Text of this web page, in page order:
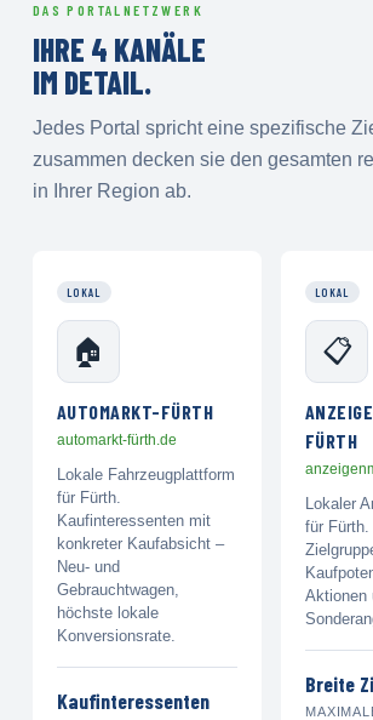
DAS PORTALNETZWERK
IHRE 4 KANÄLE
IM DETAIL.
Jedes Portal spricht eine spezifische
zusammen decken sie den gesamten
in Ihrer Region ab.
LOKAL
🏠
AUTOMARKT-FÜRTH
automarkt-fürth.de
Lokale Fahrzeugplattform
für Fürth.
Kaufinteressenten mit
konkreter Kaufabsicht –
Neu- und
Gebrauchtwagen,
höchste lokale
Konversionsrate.
Kaufinteressenten
LOKAL
📋
FÜRTH
Lokaler
für
Aktionen
Breite